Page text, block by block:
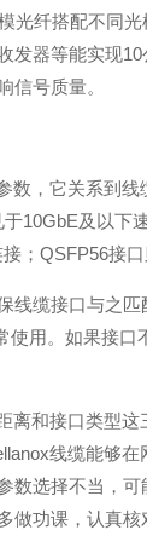
光纤搭配不同
发器等能实现
信号质量。
数，它关系到线
10GbE及以下
；QSFP56接
线缆接口与之
用。如果接
离和接口类型
线缆能够
数选择不当，
功课，认真核